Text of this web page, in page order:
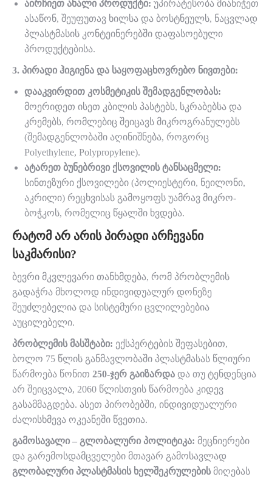
აირჩიეთ ახალი პროდუქტი: უპირატესობა მიანიჭეთ
ასაწონ, შეუფუთავ ხილსა და ბოსტნეულს, ნაცვლად
პლასტმასის კონტეინერებში დაფასოებული
პროდუქტებისა.
3. პირადი ჰიგიენა და საყოფაცხოვრებო ნივთები:
დააკვირდით კოსმეტიკის შემადგენლობას:
მოერიდეთ ისეთ კბილის პასტებს, სკრაბებსა და
კრემებს, რომლებიც შეიცავს მიკროგრანულებს
(შემადგენლობაში აღინიშნება, როგორც
Polyethylene, Polypropylene).
ატარეთ ბუნებრივი ქსოვილის ტანსაცმელი:
სინთეზური ქსოვილები (პოლიესტერი, ნეილონი,
აკრილი) რეცხვისას გამოყოფს უამრავ მიკრო-
ბოჭკოს, რომელიც წყალში ხვდება.
ᲠᲐᲢᲝᲛ ᲐᲠ ᲐᲠᲘᲡ ᲞᲘᲠᲐᲓᲘ ᲐᲠᲩᲔᲕᲐᲜᲘ
ᲡᲐᲙᲛᲐᲠᲘᲡᲘ?
ბევრი მკვლევარი თანხმდება, რომ პრობლემის
გადაჭრა მხოლოდ ინდივიდუალურ დონეზე
შეუძლებელია და სისტემური ცვლილებებია
აუცილებელი.
პრობლემის მასშტაბი: ექსპერტების შეფასებით,
ბოლო 75 წლის განმავლობაში პლასტმასას წლიური
წარმოება წონით 250-ჯერ გაიზარდა და თუ ტენდენცია
არ შეიცვალა, 2060 წლისთვის წარმოება კიდევ
გასამმაგდება. ასეთ პირობებში, ინდივიდუალური
ძალისხმევა ოკეანეში წვეთია.
გამოსავალი – გლობალური პოლიტიკა: მეცნიერები
და გარემოსდამცველები მთავარ გამოსავლად
გლობალური პლასტმასის ხელშეკრულების მიღებას